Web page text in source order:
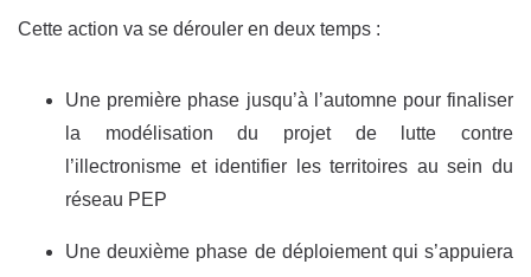
Cette action va se dérouler en deux temps :
Une première phase jusqu’à l’automne pour finaliser
la modélisation du projet de lutte contre
l’illectronisme et identifier les territoires au sein du
réseau PEP
Une deuxième phase de déploiement qui s’appuiera